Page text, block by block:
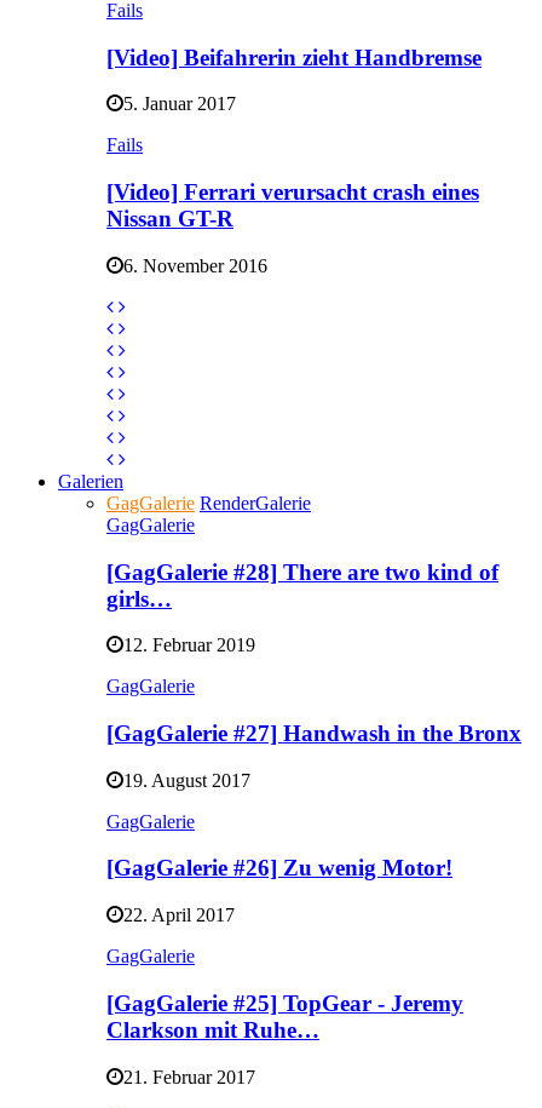
Fails
[Video] Beifahrerin zieht Handbremse
5. Januar 2017
Fails
[Video] Ferrari verursacht crash eines
Nissan GT-R
6. November 2016
Galerien
GagGalerie RenderGalerie
GagGalerie
[GagGalerie #28] There are two kind of
girls…
12. Februar 2019
GagGalerie
[GagGalerie #27] Handwash in the Bronx
19. August 2017
GagGalerie
[GagGalerie #26] Zu wenig Motor!
22. April 2017
GagGalerie
[GagGalerie #25] TopGear - Jeremy
Clarkson mit Ruhe…
21. Februar 2017